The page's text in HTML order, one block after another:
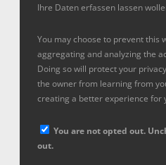
Ihre Daten erfassen lassen
You may choose to prevent this
aggregating and analyzing the
Doing so will protect your
the owner from learning from
creating a better experience for
You are not opted out.
out.